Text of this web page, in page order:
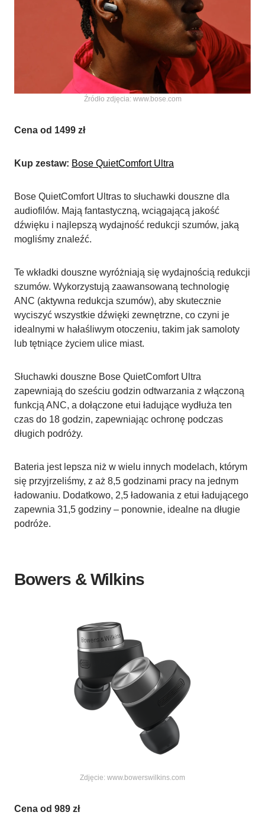
Źródło zdjęcia: www.bose.com
Cena od 1499 zł
Kup zestaw: Bose QuietComfort Ultra
Bose QuietComfort Ultras to słuchawki douszne dla
audiofilów. Mają fantastyczną, wciągającą jakość
dźwięku i najlepszą wydajność redukcji szumów, jaką
mogliśmy znaleźć.
Te wkładki douszne wyróżniają się wydajnością redukcji
szumów. Wykorzystują zaawansowaną technologię
ANC (aktywna redukcja szumów), aby skutecznie
wyciszyć wszystkie dźwięki zewnętrzne, co czyni je
idealnymi w hałaśliwym otoczeniu, takim jak samoloty
lub tętniące życiem ulice miast.
Słuchawki douszne Bose QuietComfort Ultra
zapewniają do sześciu godzin odtwarzania z włączoną
funkcją ANC, a dołączone etui ładujące wydłuża ten
czas do 18 godzin, zapewniając ochronę podczas
długich podróży.
Bateria jest lepsza niż w wielu innych modelach, którym
się przyjrzeliśmy, z aż 8,5 godzinami pracy na jednym
ładowaniu. Dodatkowo, 2,5 ładowania z etui ładującego
zapewnia 31,5 godziny – ponownie, idealne na długie
podróże.
Bowers & Wilkins
Zdjęcie: www.bowerswilkins.com
Cena od 989 zł